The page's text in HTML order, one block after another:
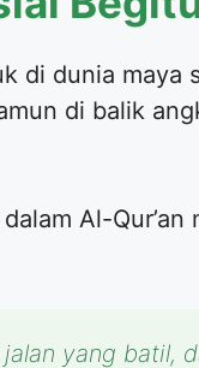
di dunia maya
di balik
Al-
yang batil,